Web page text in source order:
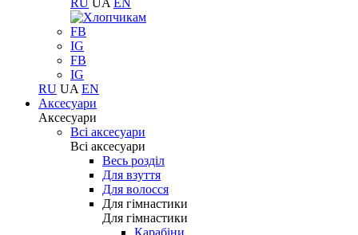
RU UA EN
FB
IG
FB
IG
RU UA EN
Аксесуари
Аксесуари
Всі аксесуари
Всі аксесуари
Весь розділ
Для взуття
Для волосся
Для гімнастики
Для гімнастики
Карабіни